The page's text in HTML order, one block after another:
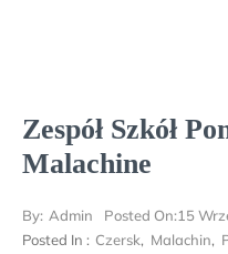
Zespół Szkół
Malachine
By: Admin Posted On:15
Posted In : Czersk, Malachin,